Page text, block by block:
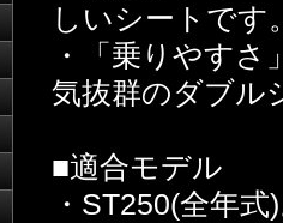
しいシートです
・「乗りやす
気抜群のダブル
■適合モデル
・ST250(全年式